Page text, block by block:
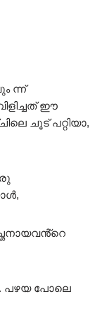
ന്ന്
ഈ
ചൂട് പറ്റിയാ,
പഴയ പോലെ